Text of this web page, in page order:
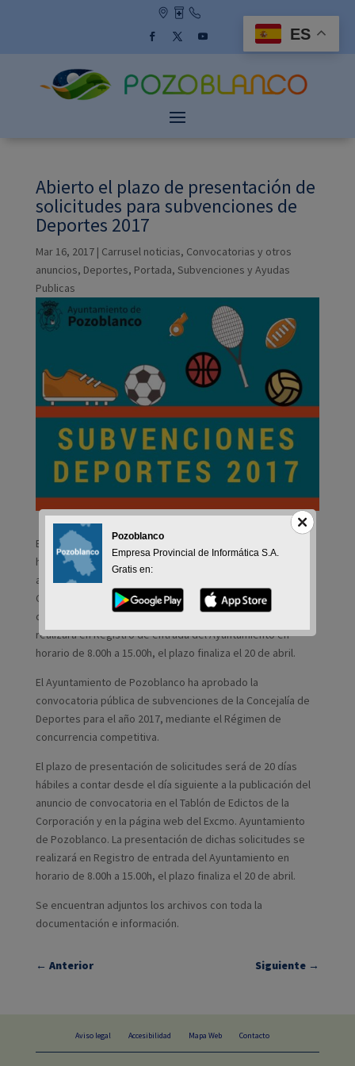
Abierto el plazo de presentación de
solicitudes para subvenciones de
Deportes 2017
Mar 16, 2017| Carrusel noticias, Convocatorias y otros
anuncios, Deportes, Portada, Subvenciones y Ayudas
Publicas
El plazo de presentación de solicitudes será de 20 días
hábiles a contar desde el día siguiente a la publicación del
anuncio de convocatoria en el Tablón de Edictos de la
Corporación y en la página web del Excmo. Ayuntamiento
de Pozoblanco. La presentación de dichas solicitudes se
realizará en Registro de entrada del Ayuntamiento en
horario de 8.00h a 15.00h, el plazo finaliza el 20 de abril.
El Ayuntamiento de Pozoblanco ha aprobado la
convocatoria pública de subvenciones de la Concejalía de
Deportes para el año 2017, mediante el Régimen de
concurrencia competitiva.
El plazo de presentación de solicitudes será de 20 días
hábiles a contar desde el día siguiente a la publicación del
anuncio de convocatoria en el Tablón de Edictos de la
Corporación y en la página web del Excmo. Ayuntamiento
de Pozoblanco. La presentación de dichas solicitudes se
realizará en Registro de entrada del Ayuntamiento en
horario de 8.00h a 15.00h, el plazo finaliza el 20 de abril.
Se encuentran adjuntos los archivos con toda la
documentación e información.
← Anterior Siguiente →
Aviso legal Accesibilidad Mapa Web Contacto
ES
Pozoblanco
Empresa Provincial de Informática S.A.
Gratis en: